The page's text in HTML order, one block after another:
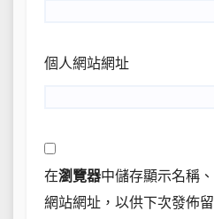
個人網站網址
在瀏覽器中儲存顯示名稱
網站網址，以供下次發佈